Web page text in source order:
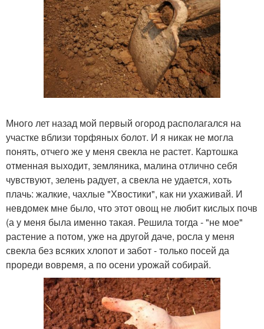
Много лет назад мой первый огород располагался на
участке вблизи торфяных болот. И я никак не могла
понять, отчего же у меня свекла не растет. Картошка
отменная выходит, земляника, малина отлично себя
чувствуют, зелень радует, а свекла не удается, хоть
плачь: жалкие, чахлые "Хвостики", как ни ухаживай. И
невдомек мне было, что этот овощ не любит кислых почв
(а у меня была именно такая. Решила тогда - "не мое"
растение а потом, уже на другой даче, росла у меня
свекла без всяких хлопот и забот - только посей да
прореди вовремя, а по осени урожай собирай.